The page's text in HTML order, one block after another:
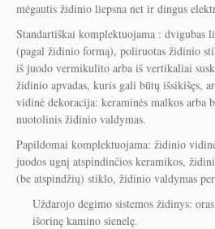
mėgautis židinio liepsna net ir dingus
Standartiškai komplektuojama : dvigubas
(pagal židinio formą), poliruotas židinio
iš juodo vermikulito arba iš vertikaliai
židinio apvadas, kuris gali būtų išsikišęs,
vidinė dekoracija: keraminės malkos arba
nuotolinis židinio valdymas.
Papildomai komplektuojama: židinio
juodos ugnį atspindinčios keramikos,
(be atspindžių) stiklo, židinio valdymas
Uždarojo degimo sistemos židinys:
išorinę kamino sienelę.